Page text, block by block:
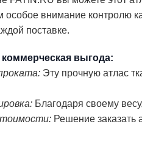
внимание контролю
поставке.
коммерческая выгода:
Эту прочную атлас
Благодаря своему
Решение заказать